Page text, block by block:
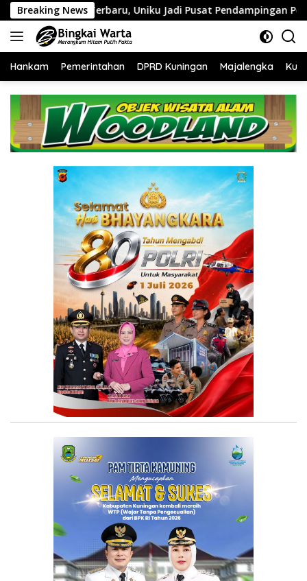
Langsung
ke
konten
Breaking News
Uniku Jadi Pusat Pendampingan Penyusunan Dokumen
Hankam Pemerintahan DPRD Kuningan Majalengka